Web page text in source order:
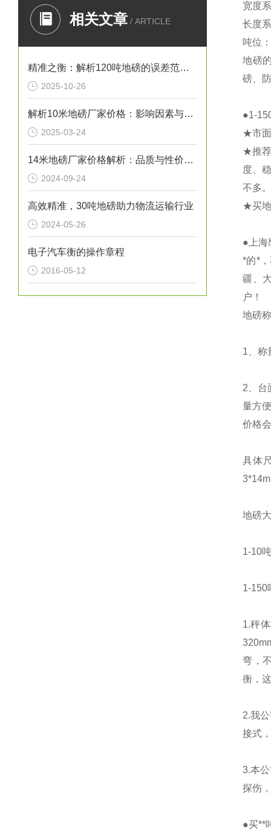
相关文章 / ARTICLE
精准之衡：解析120吨地磅的误差范围与管理实践
2025-10-26
解析10米地磅厂家价格：影响因素与市场行情
2025-03-24
14米地磅厂家价格解析：品质与性价比的考量
2024-09-24
高效精准，30吨地磅助力物流运输行业
2024-05-26
电子汽车衡的操作章程
2016-05-12
宽度
长度
吨位
地磅
磅、
●1-
★市面
★推荐
度、
不多。
★买地
●上海
*的*
疆、
户！
地磅
1、称
2、台
量方
价格
具体
地磅
1-10
1-150
1.秤
弯，
衡，
2.我
接式
3.本
探伤
●买**